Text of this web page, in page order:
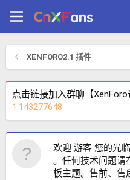
XENFORO2.1 插件
点击链接加入群聊【XenForo
1:143277648
欢迎 游客 您的光
。任何技术问题请
板主题。售前、售